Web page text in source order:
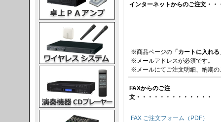
インターネットからのご注文・・
※商品ページの 「カートに入れる
※メールアドレスが必須です。
※メールにてご注文明細、納期
FAXからのご注
文・・・・・・・・・・・・・
FAX ご注文フォーム（PDF）